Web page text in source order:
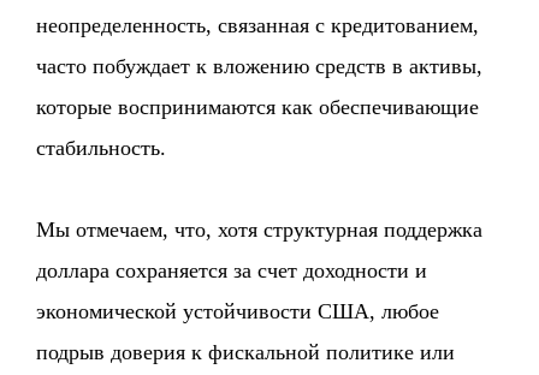
неопределенность, связанная с кредитованием,
часто побуждает к вложению средств в активы,
которые воспринимаются как обеспечивающие
стабильность.
Мы отмечаем, что, хотя структурная поддержка
доллара сохраняется за счет доходности и
экономической устойчивости США, любое
подрыв доверия к фискальной политике или